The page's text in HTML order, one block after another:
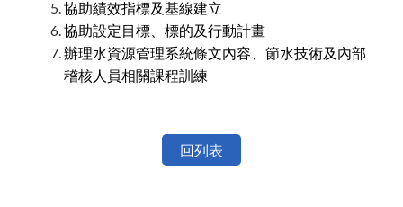
協助績效指標及基線建立
協助設定目標、標的及行動計畫
辦理水資源管理系統條文內容、節水技術及內部
稽核人員相關課程訓練
回列表